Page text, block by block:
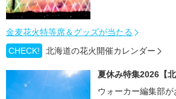
金麦花火特等席＆グッズが当たる
CHECK!
北海道の花火開催カレンダー
夏休み特集2026【北
ウォーカー編集部